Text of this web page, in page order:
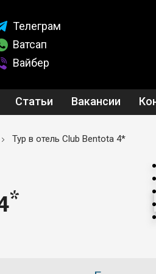
Телеграм
Ватсап
Вайбер
Статьи Вакансии
Тур в отель Club Bentota 4*